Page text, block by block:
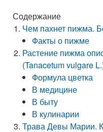
Содержание
Чем пахнет пижма.
Факты о пижме
Растение пижма
(Tanacetum vulgare
Формула цветка
В медицине
В быту
В кулинарии
Трава Девы Марии.